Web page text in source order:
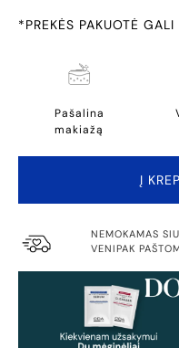
*PREKĖS PAKUOTĖ GALI
Pašalina
makiažą
Į
NEMOKAMAS
VENIPAK